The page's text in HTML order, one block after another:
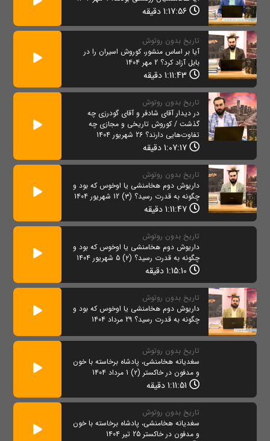
تاریخ بدون روتوش
آیا بر اساس منشور، کوروش اسیران را در
بابل آزاد کرد؟ 2 مهر 1404
تاریخ بدون روتوش
در دیدار آقای شادفر و آقای گودرزی چه
گذشت / کوروش تاریخی و مجازی چه
تفاوت‌هایی دارند؟ 26 شهریور 1404
تاریخ بدون روتوش
داریوش دوم هخامنشی یا اوخوس که بود و
چگونه به قدرت رسید؟ (۳) 12 شهریور 1404
تاریخ بدون روتوش
داریوش دوم هخامنشی یا اوخوس که بود و
چگونه به قدرت رسید؟ (۲) 5 شهریور 1404
تاریخ بدون روتوش
داریوش دوم هخامنشی یا اوخوس که بود و
چگونه به قدرت رسید؟ 29 مرداد 1404
تاریخ بدون روتوش
سغدیانه هخامنشی، پادشاه برخاسته با خون
و مدفون در خاکستر (۲) 1 مرداد 1404
تاریخ بدون روتوش
سغدیانه هخامنشی، پادشاه برخاسته با خون
و مدفون در خاکستر 25 تیر 1404